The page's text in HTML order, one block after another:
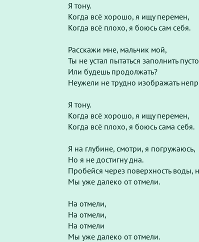
Я тону.
Когда всё хорошо, я ищу перемен,
Когда всё плохо, я боюсь сам себя.
Расскажи мне, мальчик мой,
Ты не устал пытаться заполнить
Или будешь продолжать?
Неужели не трудно изображать
Я тону.
Когда всё хорошо, я ищу перемен,
Когда всё плохо, я боюсь сама себя.
Я на глубине, смотри, я погружаюсь,
Но я не достигну дна.
Пробейся через поверхность воды,
Мы уже далеко от отмели.
На отмели,
На отмели,
На отмели
Мы уже далеко от отмели.